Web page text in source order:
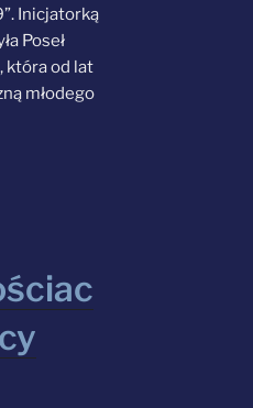
Inicjatorką
Poseł
która od lat
młodego